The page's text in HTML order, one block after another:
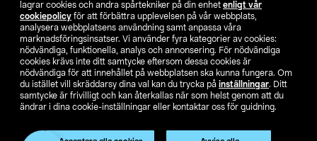
lagrar cookies och andra spårtekniker på din enhet enligt vår
cookiepolicy för att förbättra upplevelsen på vår webbplats,
analysera webbplatsens användning samt anpassa våra
marknadsföringsinsatser. Vi använder fyra kategorier av cookies:
nödvändiga, funktionella, analys och annonsering. För nödvändiga
cookies krävs inte ditt samtycke eftersom dessa cookies är
nödvändiga för att innehållet på webbplatsen ska kunna fungera. Om
du istället vill skräddarsy dina val kan du trycka på inställningar. Ditt
samtycke är frivilligt och kan återkallas när som helst genom att du
ändrar i dina cookie-inställningar eller kontaktar oss för guidning.
Hitta butik
SE NO FI